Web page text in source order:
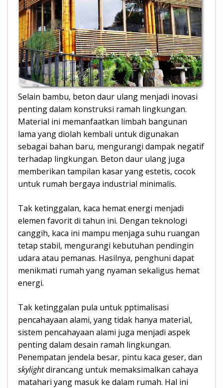
Selain bambu, beton daur ulang menjadi inovasi
penting dalam konstruksi ramah lingkungan.
Material ini memanfaatkan limbah bangunan
lama yang diolah kembali untuk digunakan
sebagai bahan baru, mengurangi dampak negatif
terhadap lingkungan. Beton daur ulang juga
memberikan tampilan kasar yang estetis, cocok
untuk rumah bergaya industrial minimalis.
Tak ketinggalan, kaca hemat energi menjadi
elemen favorit di tahun ini. Dengan teknologi
canggih, kaca ini mampu menjaga suhu ruangan
tetap stabil, mengurangi kebutuhan pendingin
udara atau pemanas. Hasilnya, penghuni dapat
menikmati rumah yang nyaman sekaligus hemat
energi.
Tak ketinggalan pula untuk pptimalisasi
pencahayaan alami, yang tidak hanya material,
sistem pencahayaan alami juga menjadi aspek
penting dalam desain ramah lingkungan.
Penempatan jendela besar, pintu kaca geser, dan
skylightdirancang untuk memaksimalkan cahaya
matahari yang masuk ke dalam rumah. Hal ini